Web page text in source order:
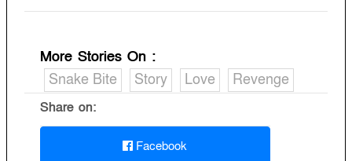
More Stories On :
Snake Bite
Story Love Revenge
Share on:
Facebook